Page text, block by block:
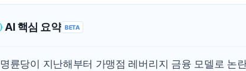
AI 핵심 요약 BETA
명륜당이 지난해부터 가맹점 레버리지 금융 모델로 논